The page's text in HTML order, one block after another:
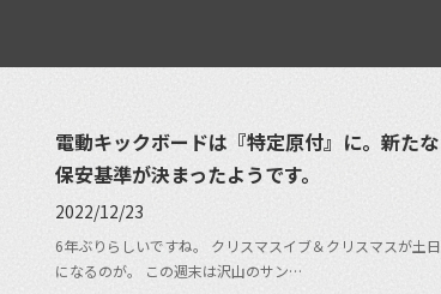
電動キックボードは『特定原付』に。新たな
保安基準が決まったようです。
2022/12/23
6年ぶりらしいですね。 クリスマスイブ＆クリスマスが土日
になるのが。 この週末は沢山のサン…